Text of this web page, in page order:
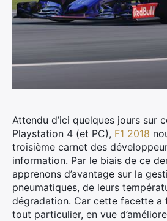
Attendu d’ici quelques jours sur
Playstation 4 (et PC), F1 2018
troisième carnet des
information. Par le biais de ce
apprenons d’avantage sur la
pneumatiques, de leurs
dégradation. Car cette facette a
tout particulier, en vue